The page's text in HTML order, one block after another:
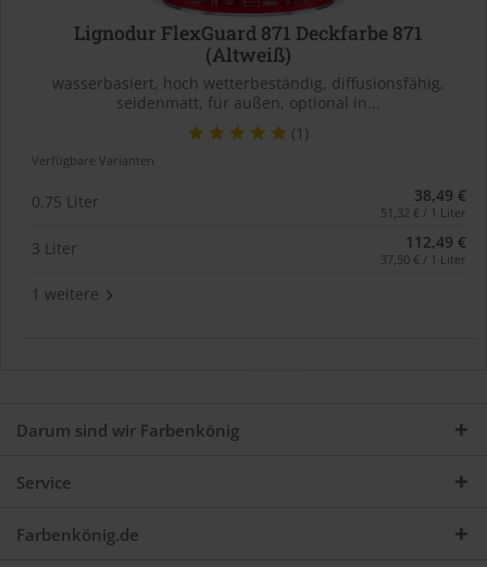
Lignodur FlexGuard 871 Deckfarbe 871
(Altweiß)
wasserbasiert, hoch wetterbeständig, diffusionsfähig,
seidenmatt, für außen, optional in...
(1)
Verfügbare Varianten
0,75 Liter 38,49 €
51,32 € / 1 Liter
3 Liter 112,49 €
37,50 € / 1 Liter
1 weitere
Darum sind wir Farbenkönig
Service
Farbenkönig.de